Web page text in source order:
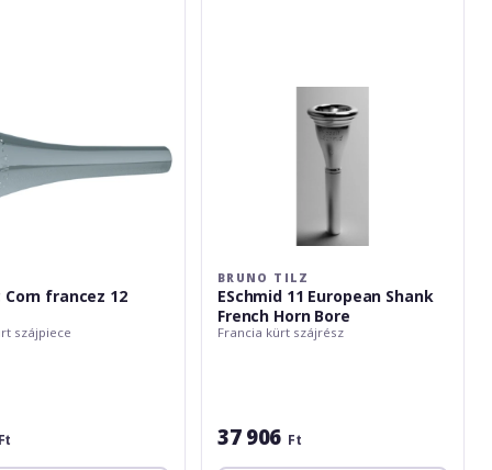
francez 12
szájpiece
Ft
BRUNO TILZ
ESchmid 11 European Shank
French Horn Bore
Francia kürt szájrész
37 906 Ft